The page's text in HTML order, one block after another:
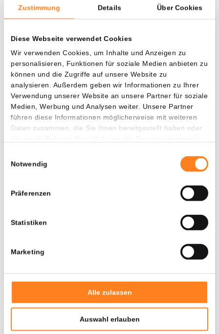
Zustimmung Details Über Cookies
Diese Webseite verwendet Cookies
Wir verwenden Cookies, um Inhalte und Anzeigen zu
personalisieren, Funktionen für soziale Medien anbieten zu
können und die Zugriffe auf unsere Website zu
analysieren. Außerdem geben wir Informationen zu Ihrer
Verwendung unserer Website an unsere Partner für soziale
Medien, Werbung und Analysen weiter. Unsere Partner
führen diese Informationen möglicherweise mit weiteren
Daten zusammen, die Sie ihnen bereitgestellt haben oder
Notwendig
Präferenzen
Statistiken
Marketing
Alle zulassen
Auswahl erlauben
Zie hoeveel waarde je vandaag zou hebben als
je dollar-cost averaging had toegepast op
verschillende cryptocurrencies.
Hätte investiert In
Jede Seit
$
---
historische gegevens beschikbaar, probeer het later